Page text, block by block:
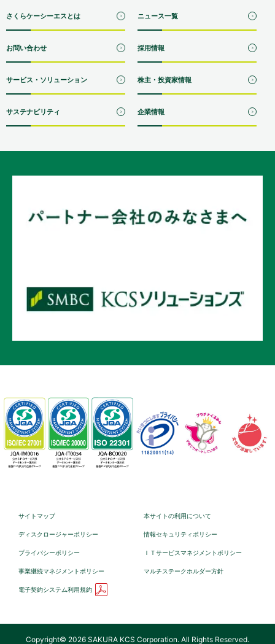
さくらケーシーエスとは ニュース一覧
お問い合わせ 採用情報
サービス・ソリューション 株主・投資家情報
サステナビリティ 企業情報
サイトマップ 本サイトの利用について
ディスクロージャーポリシー 情報セキュリティポリシー
プライバシーポリシー ＩＴサービスマネジメントポリシー
事業継続マネジメントポリシー マルチステークホルダー方針
電子契約システム利用規約
Copyright© 2026 SAKURA KCS Corporation. All Rights Reserved.